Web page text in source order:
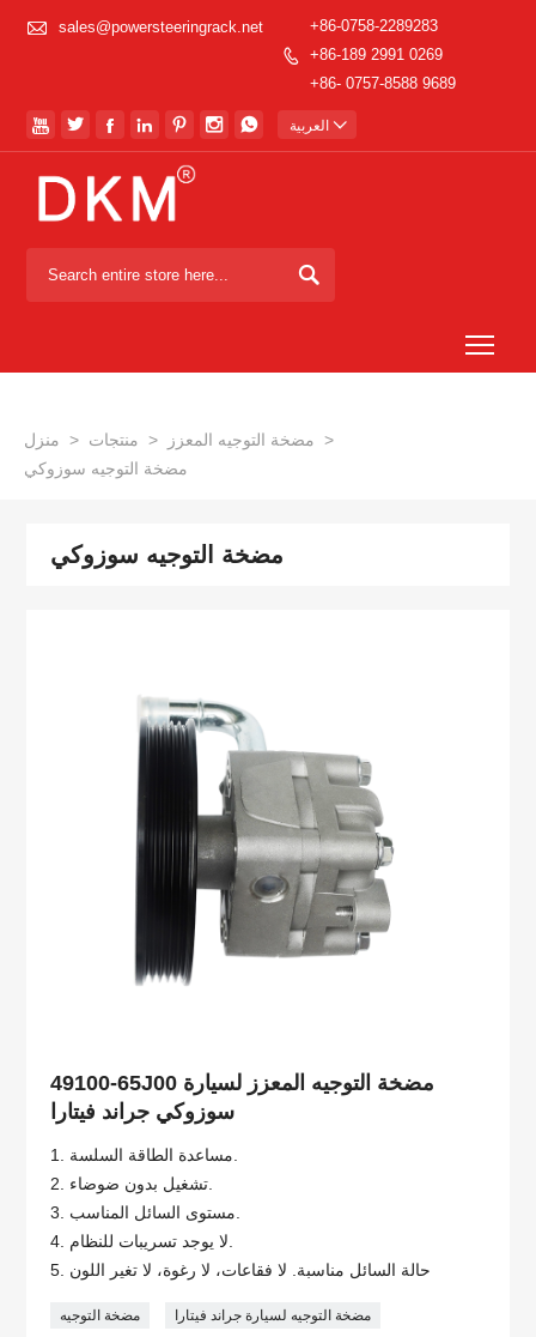
 sales@powersteeringrack.net

+86-0758-2289283
+86-189 2991 0269
+86- 0757-8588 9689
       العربية 

منزل > منتجات > مضخة التوجيه المعزز >
مضخة التوجيه سوزوكي
مضخة التوجيه سوزوكي
49100-65J00 مضخة التوجيه المعزز لسيارة
سوزوكي جراند فيتارا
5. حالة السائل مناسبة. لا فقاعات، لا رغوة، لا تغير اللون
مضخة التوجيه مضخة التوجيه لسيارة جراند فيتارا